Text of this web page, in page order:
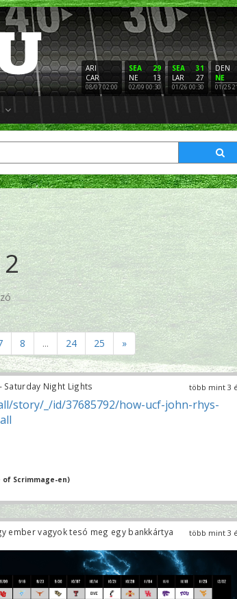
ARI
CAR
08/07 02:00
29
SEA
13
NE
02/09 00:30
31
SEA
27
LAR
01/26 00:30
DEN
NE
01/25
8 ... 24 25 »
több mint 3
Night Lights
story/_/id/37685792/how-ucf-john-rhys-
of Scrimmage-en)
több mint 3
ember vagyok tesó meg egy bankkártya